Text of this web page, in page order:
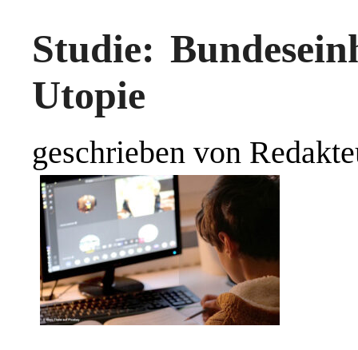
Studie:
Utopie
geschrieben von